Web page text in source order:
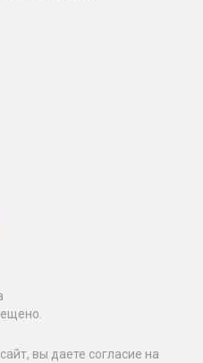
вы даете согласие на